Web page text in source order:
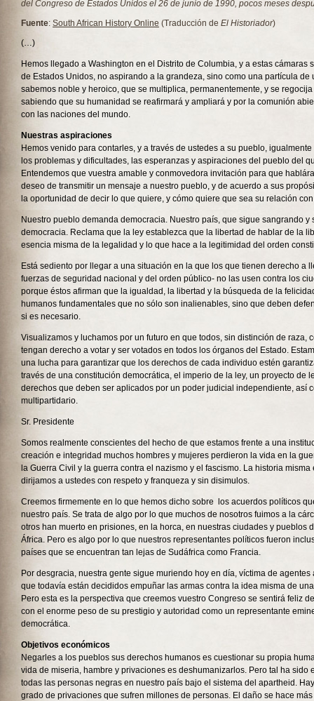
del Congreso de Estados Unidos el 26 de junio de 1990, pocos meses
Fuente: South African History Online (Traducción de El Historiador)
(…)
Hemos llegado a Washington en el Distrito de Columbia, y a estas cámaras
de Estados Unidos, no aspirando a la grandeza, sino como una partícula de
sabemos noble y heroico, que se multiplica, permanentemente, y se
sabiendo que su humanidad se reafirmará y ampliará y por la comunión
con las naciones del mundo.
Nuestras aspiraciones
Hemos venido para contarles, y a través de ustedes a su pueblo,
los problemas y dificultades, las esperanzas y aspiraciones del pueblo del
Entendemos que vuestra amable y conmovedora invitación para que
deseo de transmitir un mensaje a nuestro pueblo, y de acuerdo a sus
la oportunidad de decir lo que quiere, y cómo quiere que sea su relación
Nuestro pueblo demanda democracia. Nuestro país, que sigue sangrando y
democracia. Reclama que la ley establezca que la libertad de hablar de la
esencia misma de la legalidad y lo que hace a la legitimidad del orden
Está sediento por llegar a una situación en la que los que tienen derecho a
fuerzas de seguridad nacional y del orden público- no las usen contra los
porque éstos afirman que la igualdad, la libertad y la búsqueda de la
humanos fundamentales que no sólo son inalienables, sino que deben
si es necesario.
Visualizamos y luchamos por un futuro en que todos, sin distinción de raza,
tengan derecho a votar y ser votados en todos los órganos del Estado.
una lucha para garantizar que los derechos de cada individuo estén
través de una constitución democrática, el imperio de la ley, un proyecto de
derechos que deben ser aplicados por un poder judicial independiente, así
multipartidario.
Sr. Presidente
Somos realmente conscientes del hecho de que estamos frente a una
creación e integridad muchos hombres y mujeres perdieron la vida en la
la Guerra Civil y la guerra contra el nazismo y el fascismo. La historia misma
dirijamos a ustedes con respeto y franqueza y sin disimulos.
Creemos firmemente en lo que hemos dicho sobre los acuerdos políticos
nuestro país. Se trata de algo por lo que muchos de nosotros fuimos a la
otros han muerto en prisiones, en la horca, en nuestras ciudades y pueblos
África. Pero es algo por lo que nuestros representantes políticos fueron
países que se encuentran tan lejas de Sudáfrica como Francia.
Por desgracia, nuestra gente sigue muriendo hoy en día, víctima de agentes
que todavía están decididos empuñar las armas contra la idea misma de
Pero esta es la perspectiva que creemos vuestro Congreso se sentirá feliz
con el enorme peso de su prestigio y autoridad como un representante
democrática.
Objetivos económicos
Negarles a los pueblos sus derechos humanos es cuestionar su propia
vida de miseria, hambre y privaciones es deshumanizarlos. Pero tal ha sido
todas las personas negras en nuestro país bajo el sistema del apartheid.
grado de privaciones que sufren millones de personas. El daño se hace